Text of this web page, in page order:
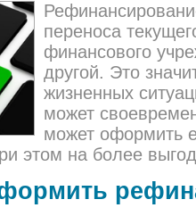
переноса
финансового
другой. Это
жизненных
может
может оформить
этом на более